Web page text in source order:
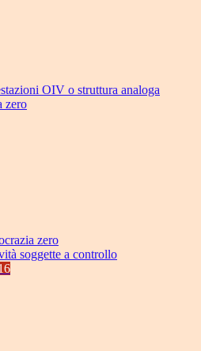
OIV o struttura analoga
zero
zero
soggette a controllo